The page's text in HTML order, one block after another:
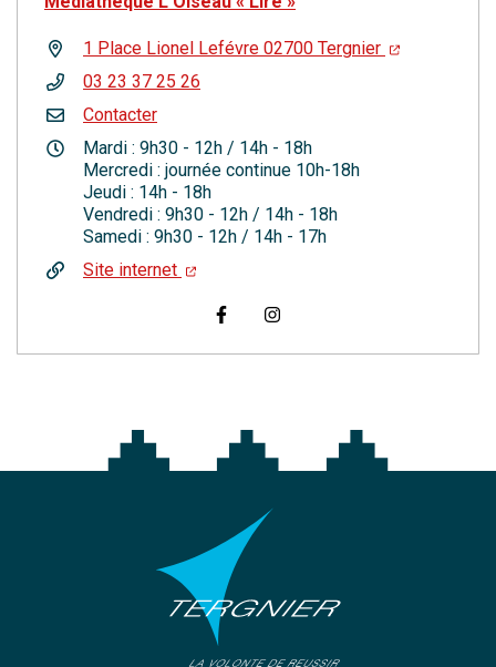
1 Place Lionel Lefévre 02700 Tergnier
03 23 37 25 26
Contacter
Mardi : 9h30 - 12h / 14h - 18h
Mercredi : journée continue 10h-18h
Jeudi : 14h - 18h
Vendredi : 9h30 - 12h / 14h - 18h
Samedi : 9h30 - 12h / 14h - 17h
Site internet
Visiter la page Facebook
Visiter la page Instagram